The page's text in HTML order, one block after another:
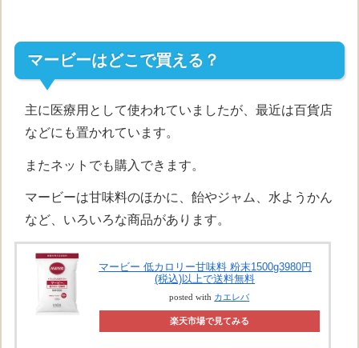
マービーはどこで買える？
主に医療用として使われていましたが、最近は百貨店
などにも置かれています。
またネットでも購入できます。
マービーは甘味料のほかに、飴やジャム、水ようかん
など、いろいろな商品があります。
マービー 低カロリー甘味料 粉末1500g3980円
(税込)以上で送料無料
posted with カエレバ
楽天市場で見てみる